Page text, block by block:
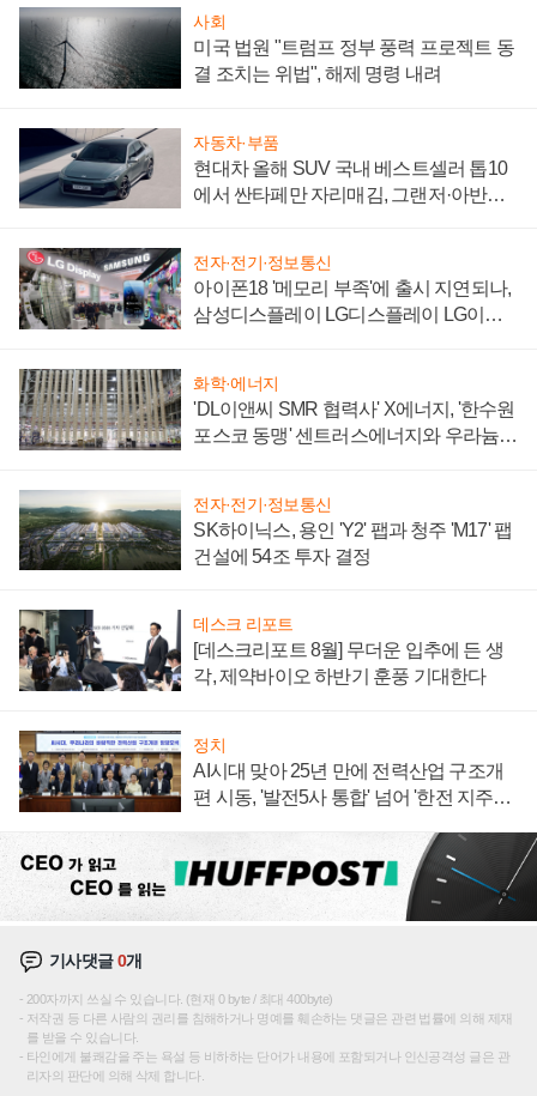
사회
미국 법원 "트럼프 정부 풍력 프로젝트 동
결 조치는 위법", 해제 명령 내려
자동차·부품
현대차 올해 SUV 국내 베스트셀러 톱10
에서 싼타페만 자리매김, 그랜저·아반떼
전자·전기·정보통신
아이폰18 '메모리 부족'에 출시 지연되나,
삼성디스플레이 LG디스플레이 LG이노
화학·에너지
'DL이앤씨 SMR 협력사' X에너지, '한수원
포스코 동맹' 센트러스에너지와 우라늄
전자·전기·정보통신
SK하이닉스, 용인 'Y2' 팹과 청주 'M17' 팹
건설에 54조 투자 결정
데스크 리포트
[데스크리포트 8월] 무더운 입추에 든 생
각, 제약바이오 하반기 훈풍 기대한다
정치
AI시대 맞아 25년 만에 전력산업 구조개
편 시동, '발전5사 통합' 넘어 '한전 지주사'
기사댓글0개
200자까지 쓰실 수 있습니다. (현재 0 byte / 최대 400byte)
저작권 등 다른 사람의 권리를 침해하거나 명예를 훼손하는 댓글은 관련 법률에 의해 제재
를 받을 수 있습니다.
타인에게 불쾌감을 주는 욕설 등 비하하는 단어가 내용에 포함되거나 인신공격성 글은 관
리자의 판단에 의해 삭제 합니다.